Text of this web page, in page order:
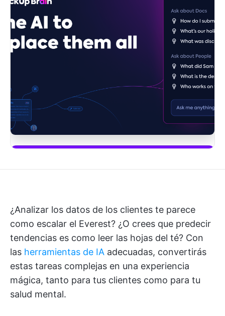
¿Analizar los datos de los clientes te parece
como escalar el Everest? ¿O crees que predecir
tendencias es como leer las hojas del té? Con
las herramientas de IA adecuadas, convertirás
estas tareas complejas en una experiencia
mágica, tanto para tus clientes como para tu
salud mental.